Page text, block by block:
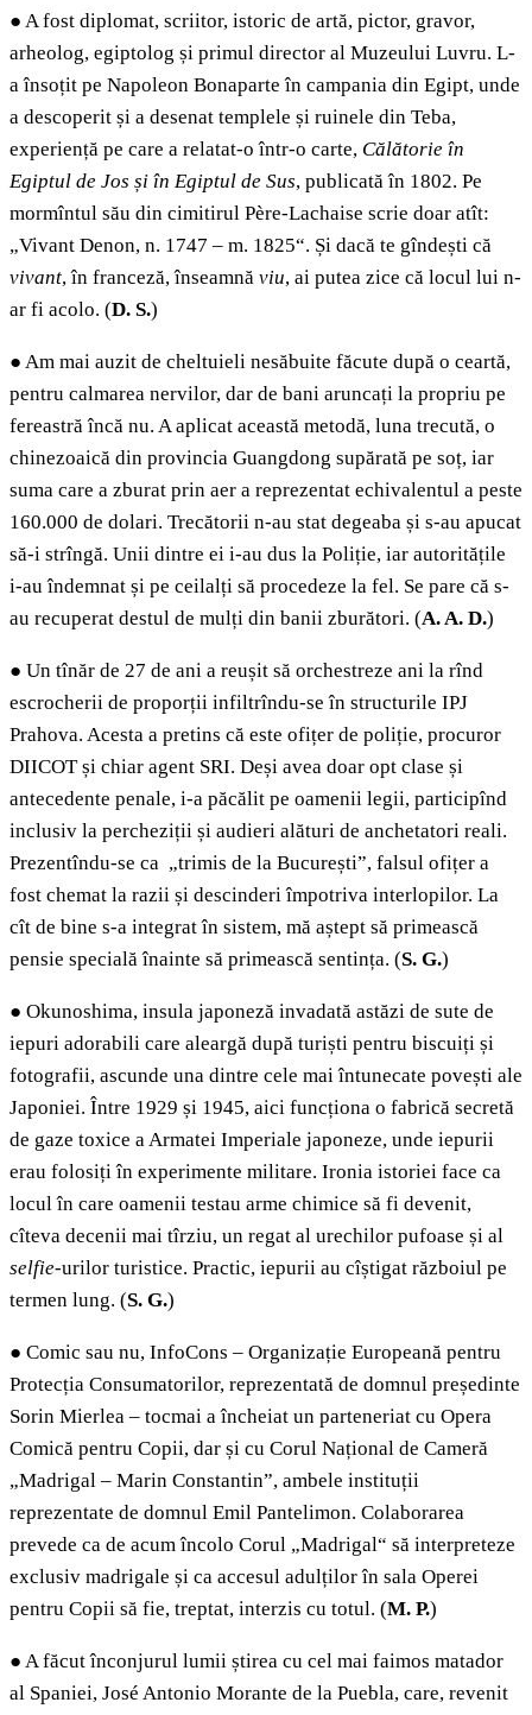
● A fost diplomat, scriitor, istoric de artă, pictor, gravor,
arheolog, egiptolog și primul director al Muzeului Luvru. L-
a însoțit pe Napoleon Bonaparte în campania din Egipt, unde
a descoperit și a desenat templele și ruinele din Teba,
experiență pe care a relatat-o într-o carte, Călătorie în
Egiptul de Jos și în Egiptul de Sus, publicată în 1802. Pe
mormîntul său din cimitirul Père-Lachaise scrie doar atît:
„Vivant Denon, n. 1747 – m. 1825“. Și dacă te gîndești că
vivant, în franceză, înseamnă viu, ai putea zice că locul lui n-
ar fi acolo. (D. S.)
● Am mai auzit de cheltuieli nesăbuite făcute după o ceartă,
pentru calmarea nervilor, dar de bani aruncați la propriu pe
fereastră încă nu. A aplicat această metodă, luna trecută, o
chinezoaică din provincia Guangdong supărată pe soț, iar
suma care a zburat prin aer a reprezentat echivalentul a peste
160.000 de dolari. Trecătorii n-au stat degeaba și s-au apucat
să-i strîngă. Unii dintre ei i-au dus la Poliție, iar autoritățile
i-au îndemnat și pe ceilalți să procedeze la fel. Se pare că s-
au recuperat destul de mulți din banii zburători. (A. A. D.)
● Un tînăr de 27 de ani a reușit să orchestreze ani la rînd
escrocherii de proporții infiltrîndu-se în structurile IPJ
Prahova. Acesta a pretins că este ofițer de poliție, procuror
DIICOT și chiar agent SRI. Deși avea doar opt clase și
antecedente penale, i-a păcălit pe oamenii legii, participînd
inclusiv la percheziții și audieri alături de anchetatori reali.
Prezentîndu-se ca „trimis de la București”, falsul ofițer a
fost chemat la razii și descinderi împotriva interlopilor. La
cît de bine s-a integrat în sistem, mă aștept să primească
pensie specială înainte să primească sentința. (S. G.)
● Okunoshima, insula japoneză invadată astăzi de sute de
iepuri adorabili care aleargă după turiști pentru biscuiți și
fotografii, ascunde una dintre cele mai întunecate povești ale
Japoniei. Între 1929 și 1945, aici funcționa o fabrică secretă
de gaze toxice a Armatei Imperiale japoneze, unde iepurii
erau folosiți în experimente militare. Ironia istoriei face ca
locul în care oamenii testau arme chimice să fi devenit,
cîteva decenii mai tîrziu, un regat al urechilor pufoase și al
selfie-urilor turistice. Practic, iepurii au cîștigat războiul pe
termen lung. (S. G.)
● Comic sau nu, InfoCons – Organizație Europeană pentru
Protecția Consumatorilor, reprezentată de domnul președinte
Sorin Mierlea – tocmai a încheiat un parteneriat cu Opera
Comică pentru Copii, dar și cu Corul Național de Cameră
„Madrigal – Marin Constantin”, ambele instituții
reprezentate de domnul Emil Pantelimon. Colaborarea
prevede ca de acum încolo Corul „Madrigal“ să interpreteze
exclusiv madrigale și ca accesul adulților în sala Operei
pentru Copii să fie, treptat, interzis cu totul. (M. P.)
● A făcut înconjurul lumii știrea cu cel mai faimos matador
al Spaniei, José Antonio Morante de la Puebla, care, revenit